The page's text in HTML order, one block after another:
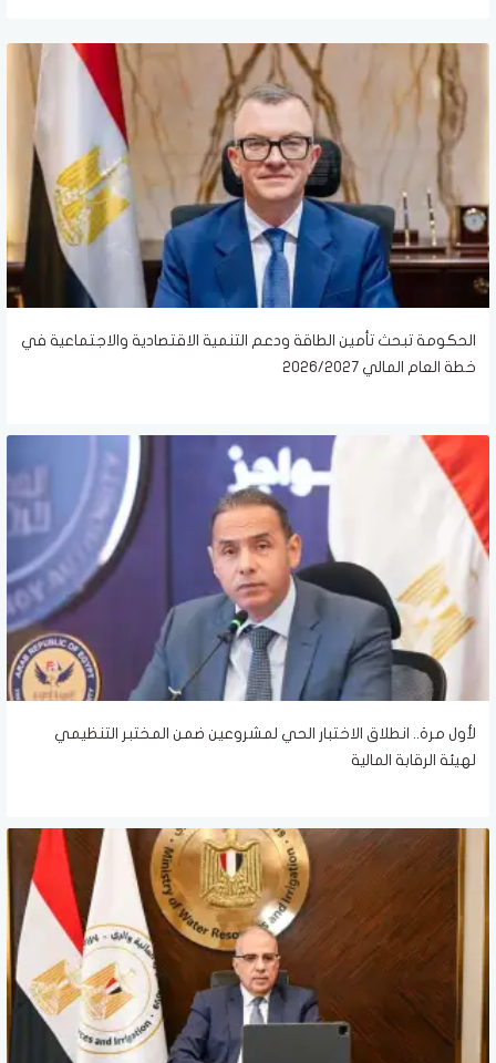
الحكومة تبحث تأمين الطاقة ودعم التنمية الاقتصادية والاجتماعية في
خطة العام المالي 2026/2027
لأول مرة.. انطلاق الاختبار الحي لمشروعين ضمن المختبر التنظيمي
لهيئة الرقابة المالية